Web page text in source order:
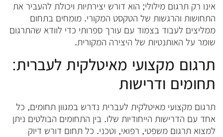
אינו רק תרגום מילולי; הוא דורש יצירתיות ויכולת להעביר את
התחושות והרגשות של הטקסט המקורי. מומחים בתחום
ממליצים לעבוד בצמוד עם עורך ספרותי כדי לוודא שהתרגום
שומר על האותנטיות של היצירה המקורית.
תרגום מקצועי מאיטלקית לעברית:
תחומים ודרישות
תרגום מקצועי מאיטלקית לעברית נדרש במגוון תחומים, כל
אחד עם הדרישות הייחודיות שלו. בין התחומים הבולטים ניתן
למצוא תרגום משפטי, רפואי, וטכני. כל תחום דורש דיוק